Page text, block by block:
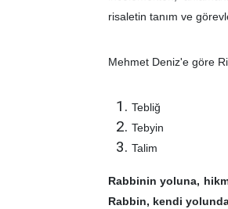
risaletin tanım ve
Mehmet Deniz'e göre
Tebliğ
Tebyin
Talim
Rabbinin yoluna,
Rabbin, kendi